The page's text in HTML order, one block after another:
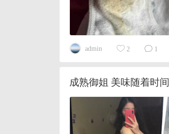
admin 2 1
成熟御姐 美味随着时